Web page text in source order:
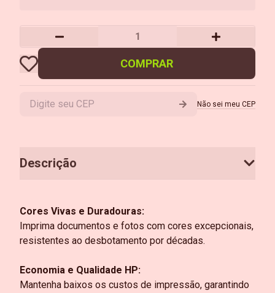
COMPRAR
Não sei meu CEP
Descrição
Cores Vivas e Duradouras:
Imprima documentos e fotos com cores excepcionais,
resistentes ao desbotamento por décadas.
Economia e Qualidade HP:
Mantenha baixos os custos de impressão, garantindo